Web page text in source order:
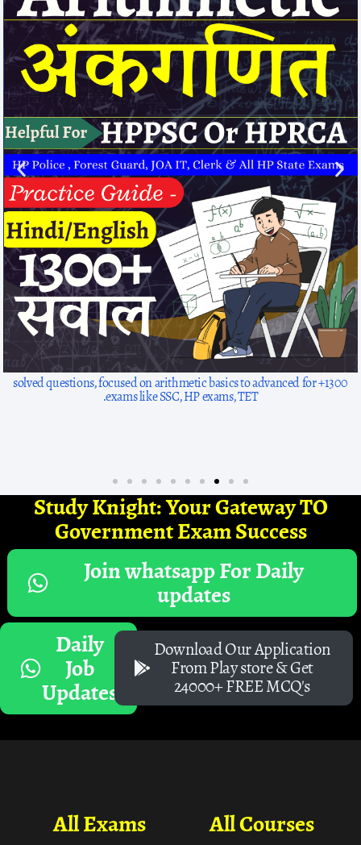
1300+ solved questions, focused on arithmetic basics to advanced for
exams like SSC, HP exams, TET.
Study Knight: Your Gateway TO
Government Exam Success
Join whatsapp For Daily
updates
Daily
Job
Updates
Download Our Application
From Play store & Get
24000+ FREE MCQ's
All Courses
All Exams